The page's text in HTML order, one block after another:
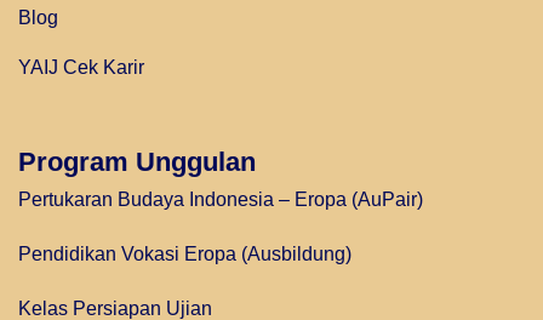
Blog
YAIJ Cek Karir
Program Unggulan
Pertukaran Budaya Indonesia – Eropa (AuPair)
Pendidikan Vokasi Eropa (Ausbildung)
Kelas Persiapan Ujian